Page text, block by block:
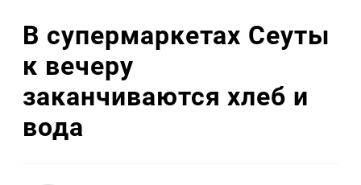
В супермаркетах Сеуты
к вечеру
заканчиваются хлеб и
вода